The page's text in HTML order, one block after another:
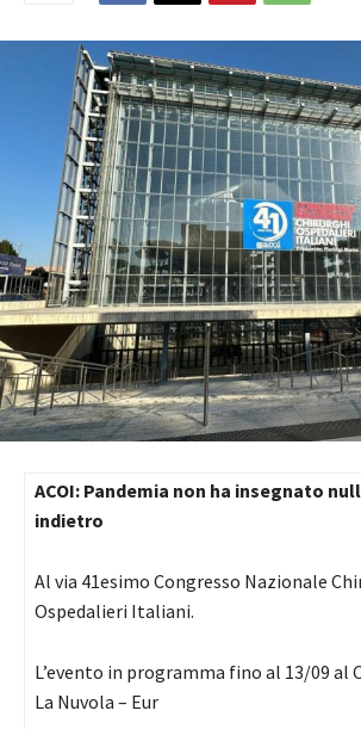
ACOI: Pandemia non ha insegnato
indietro
Al via 41esimo Congresso Nazionale
Ospedalieri Italiani.
L’evento in programma fino al 13/09 al
La Nuvola – Eur